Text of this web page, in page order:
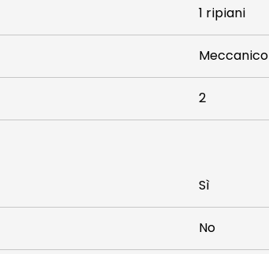
1 ripiani
Meccanico
2
Sì
No